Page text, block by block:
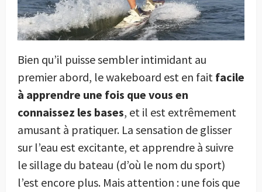
Bien qu’il puisse sembler intimidant au
premier abord, le wakeboard est en fait facile
à apprendre une fois que vous en
connaissez les bases, et il est extrêmement
amusant à pratiquer. La sensation de glisser
sur l’eau est excitante, et apprendre à suivre
le sillage du bateau (d’où le nom du sport)
l’est encore plus. Mais attention : une fois que